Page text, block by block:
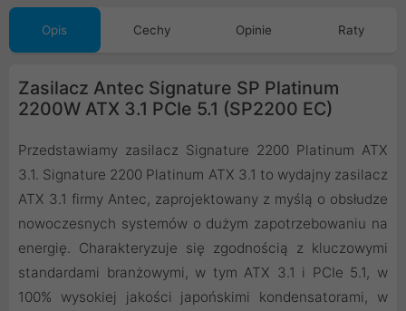
Opis Cechy Opinie Raty
Zasilacz Antec Signature SP Platinum
2200W ATX 3.1 PCIe 5.1 (SP2200 EC)
Przedstawiamy zasilacz Signature 2200 Platinum ATX
3.1. Signature 2200 Platinum ATX 3.1 to wydajny zasilacz
ATX 3.1 firmy Antec, zaprojektowany z myślą o obsłudze
nowoczesnych systemów o dużym zapotrzebowaniu na
energię. Charakteryzuje się zgodnością z kluczowymi
standardami branżowymi, w tym ATX 3.1 i PCIe 5.1, w
100% wysokiej jakości japońskimi kondensatorami, w